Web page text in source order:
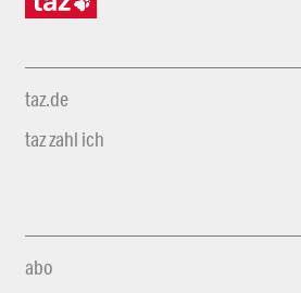
taz.de
taz zahl ich
abo